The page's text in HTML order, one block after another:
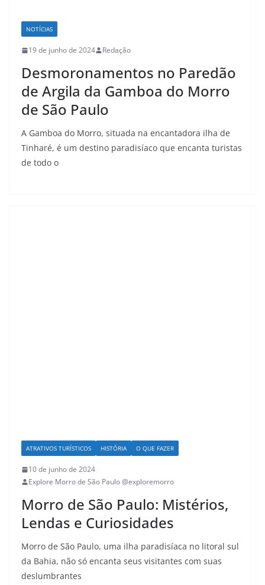
NOTÍCIAS
19 de junho de 2024 Redação
Desmoronamentos no Paredão
de Argila da Gamboa do Morro
de São Paulo
A Gamboa do Morro, situada na encantadora ilha de
Tinharé, é um destino paradisíaco que encanta turistas
de todo o
ATRATIVOS TURÍSTICOS HISTÓRIA O QUE FAZER
10 de junho de 2024
Explore Morro de São Paulo @exploremorro
Morro de São Paulo: Mistérios,
Lendas e Curiosidades
Morro de São Paulo, uma ilha paradisíaca no litoral sul
da Bahia, não só encanta seus visitantes com suas
deslumbrantes